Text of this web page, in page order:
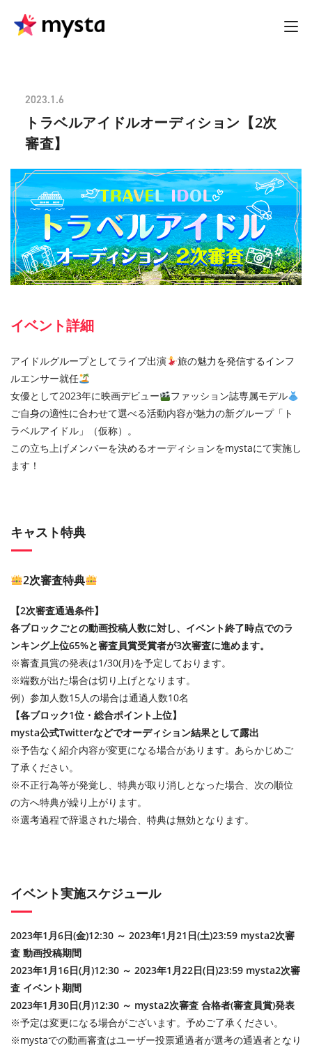
2023.1.6
トラベルアイドルオーディション【2次
審査】
イベント詳細
アイドルグループとしてライブ出演
旅の魅力を発信するインフ
ルエンサー就任
女優として2023年に映画デビュー
ファッション誌専属モデル
ご自身の適性に合わせて選べる活動内容が魅力の新グループ「ト
ラベルアイドル」（仮称）。
この立ち上げメンバーを決めるオーディションをmystaにて実施し
ます！
キャスト特典
2次審査特典
【2次審査通過条件】
各ブロックごとの動画投稿人数に対し、イベント終了時点でのラ
ンキング上位65%と審査員賞受賞者が3次審査に進めます。
※審査員賞の発表は1/30(月)を予定しております。
※端数が出た場合は切り上げとなります。
例）参加人数15人の場合は通過人数10名
【各ブロック1位・総合ポイント上位】
mysta公式Twitterなどでオーディション結果として露出
※予告なく紹介内容が変更になる場合があります。あらかじめご
了承ください。
※不正行為等が発覚し、特典が取り消しとなった場合、次の順位
の方へ特典が繰り上がります。
※選考過程で辞退された場合、特典は無効となります。
イベント実施スケジュール
2023年1月6日(金)12:30 ～ 2023年1月21日(土)23:59 mysta2次審
査 動画投稿期間
2023年1月16日(月)12:30 ～ 2023年1月22日(日)23:59 mysta2次審
査 イベント期間
2023年1月30日(月)12:30 ～ mysta2次審査 合格者(審査員賞)発表
※予定は変更になる場合がございます。予めご了承ください。
※mystaでの動画審査はユーザー投票通過者が選考の通過者となり